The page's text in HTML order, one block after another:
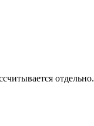
отдельно.